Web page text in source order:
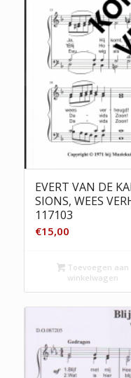
EVERT VAN DE
SIONS, WEES
117103
€15,00
Toevoegen aan
winkelwagen